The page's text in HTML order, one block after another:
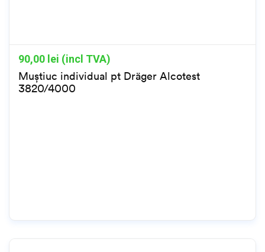
90,00 lei (incl TVA)
Muștiuc individual pt Dräger Alcotest
3820/4000